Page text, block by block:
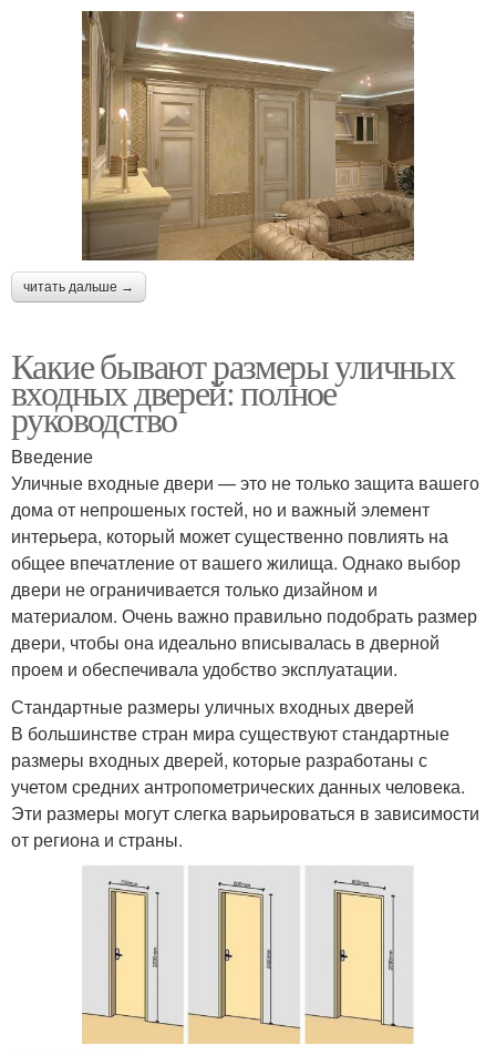
читать дальше →
Какие бывают размеры уличных
входных дверей: полное
руководство
Введение
Уличные входные двери — это не только защита вашего
дома от непрошеных гостей, но и важный элемент
интерьера, который может существенно повлиять на
общее впечатление от вашего жилища. Однако выбор
двери не ограничивается только дизайном и
материалом. Очень важно правильно подобрать размер
двери, чтобы она идеально вписывалась в дверной
проем и обеспечивала удобство эксплуатации.
Стандартные размеры уличных входных дверей
В большинстве стран мира существуют стандартные
размеры входных дверей, которые разработаны с
учетом средних антропометрических данных человека.
Эти размеры могут слегка варьироваться в зависимости
от региона и страны.